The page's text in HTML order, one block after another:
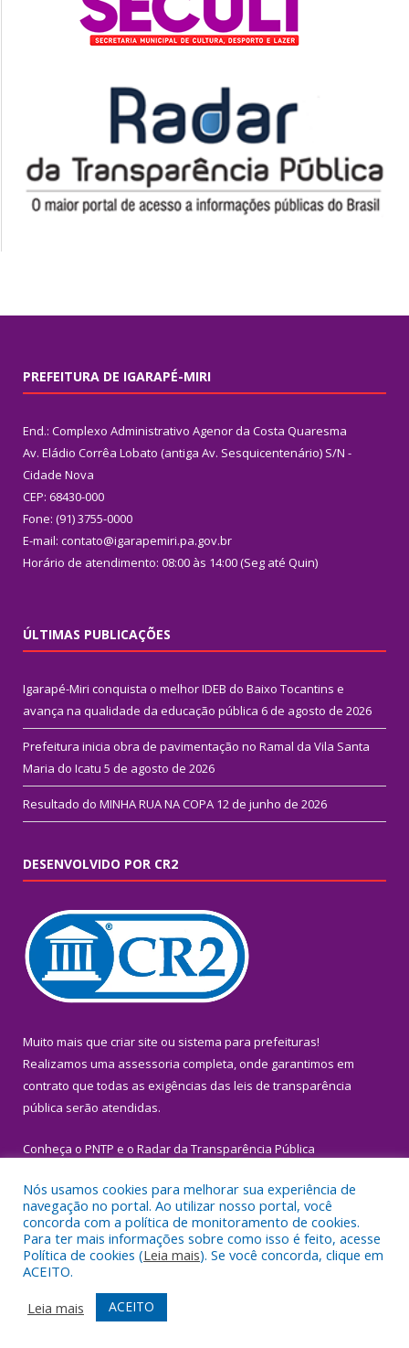
PREFEITURA DE IGARAPÉ-MIRI
End.: Complexo Administrativo Agenor da Costa Quaresma
Av. Eládio Corrêa Lobato (antiga Av. Sesquicentenário) S/N -
Cidade Nova
CEP: 68430-000
Fone: (91) 3755-0000
E-mail: contato@igarapemiri.pa.gov.br
Horário de atendimento: 08:00 às 14:00 (Seg até Quin)
ÚLTIMAS PUBLICAÇÕES
Igarapé-Miri conquista o melhor IDEB do Baixo Tocantins e
avança na qualidade da educação pública 6 de agosto de 2026
Prefeitura inicia obra de pavimentação no Ramal da Vila Santa
Maria do Icatu 5 de agosto de 2026
Resultado do MINHA RUA NA COPA 12 de junho de 2026
DESENVOLVIDO POR CR2
Muito mais que criar site ou sistema para prefeituras!
Realizamos uma assessoria completa, onde garantimos em
contrato que todas as exigências das leis de transparência
pública serão atendidas.
Conheça o PNTP e o Radar da Transparência Pública
Todos os direitos reservados a Prefeitura Municipal de Igarapé-
Miri.
Mapa do Site
Acessar Área Administrativa
Acessar Webmail
Nós usamos cookies para melhorar sua experiência de
navegação no portal. Ao utilizar nosso portal, você
concorda com a política de monitoramento de cookies.
Para ter mais informações sobre como isso é feito, acesse
Política de cookies (Leia mais). Se você concorda, clique em
ACEITO.
Leia mais
ACEITO